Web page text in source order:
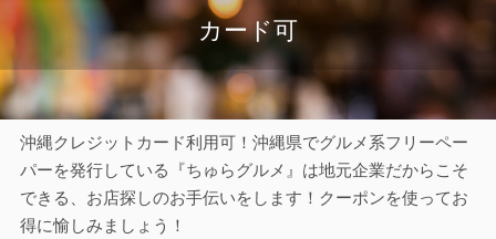
カード可
沖縄クレジットカード利用可！沖縄県でグルメ系フリーペー
パーを発行している『ちゅらグルメ』は地元企業だからこそ
できる、お店探しのお手伝いをします！クーポンを使ってお
得に愉しみましょう！